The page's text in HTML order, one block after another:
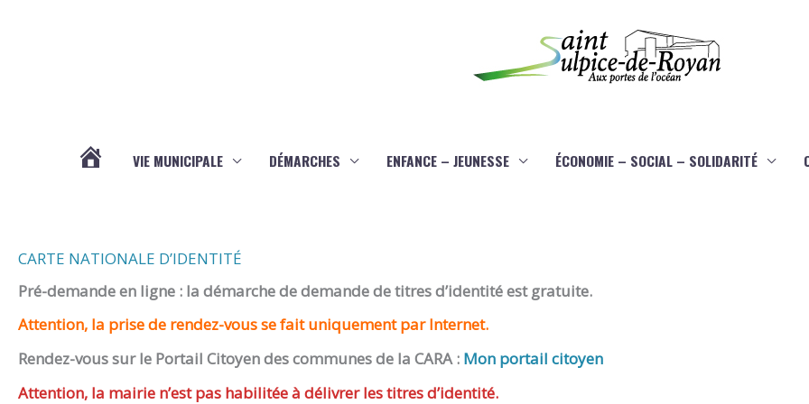
VIE MUNICIPALE DÉMARCHES ENFANCE – JEUNESSE ÉCONOMIE – SOCIAL – SOLIDARITÉ
CARTE NATIONALE D’IDENTITÉ
Pré-demande en ligne : la démarche de demande de titres d’identité est gratuite.
Attention, la prise de rendez-vous se fait uniquement par Internet.
Rendez-vous sur le Portail Citoyen des communes de la CARA : Mon portail citoyen
Attention, la mairie n’est pas habilitée à délivrer les titres d’identité.